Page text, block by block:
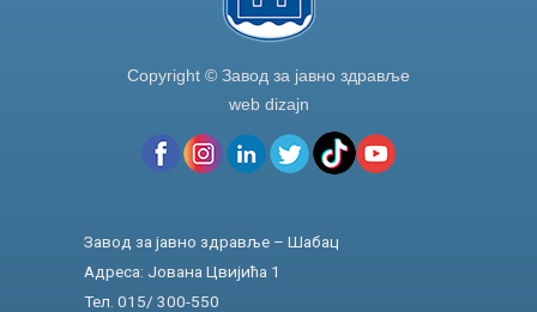
Copyright © Завод за јавно здравље
web dizajn
Завод за јавно здравље – Шабац
Адреса: Јована Цвијића 1
Тел. 015/ 300-550